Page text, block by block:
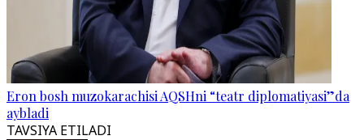
Eron bosh muzokarachisi AQSHni “teatr diplomatiyasi”da
aybladi
TAVSIYA ETILADI